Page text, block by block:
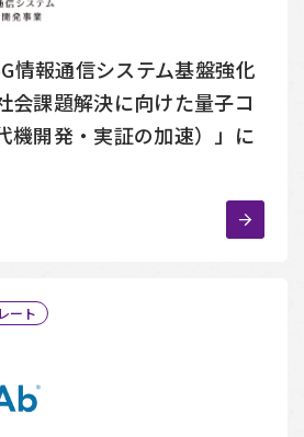
情報通信システム基盤強化
会課題解決に向けた量子コ
機開発・実証の加速）」に
ート